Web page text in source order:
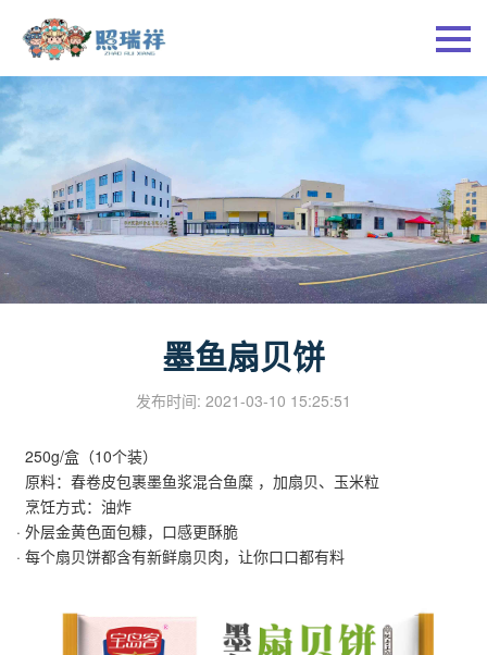
墨鱼扇贝饼
发布时间: 2021-03-10 15:25:51
250g/盒（10个装）
原料：春卷皮包裹墨鱼浆混合鱼糜 ，加扇贝、玉米粒
烹饪方式：油炸
· 外层金黄色面包糠，口感更酥脆
· 每个扇贝饼都含有新鲜扇贝肉，让你口口都有料